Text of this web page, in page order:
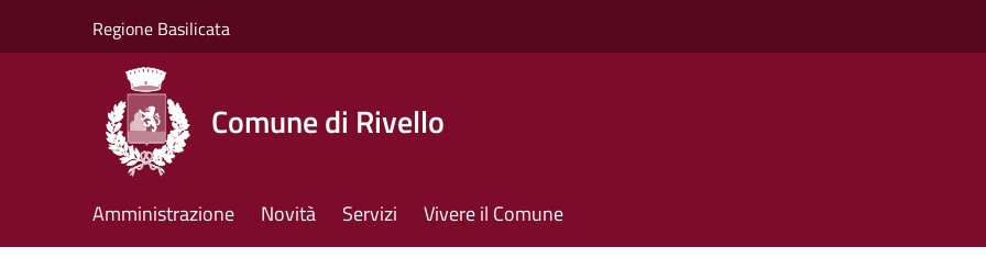
Regione Basilicata
Comune di Rivello
Amministrazione Novità Servizi Vivere il Comune